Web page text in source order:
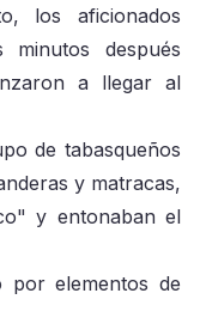
los aficionados
después
a llegar al
de tabasqueños
y matracas,
y entonaban el
por elementos de